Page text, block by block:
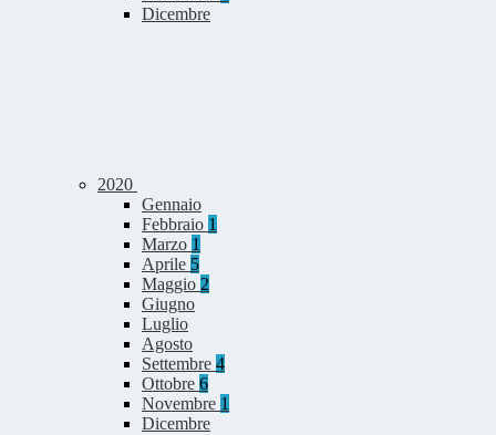
Dicembre
2020
Gennaio
Febbraio 1
Marzo 1
Aprile 5
Maggio 2
Giugno
Luglio
Agosto
Settembre 4
Ottobre 6
Novembre 1
Dicembre